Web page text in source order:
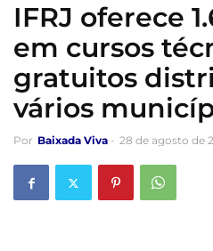
IFRJ oferece
em cursos
gratuitos
vários
Por Baixada Viva - 28 de agosto de